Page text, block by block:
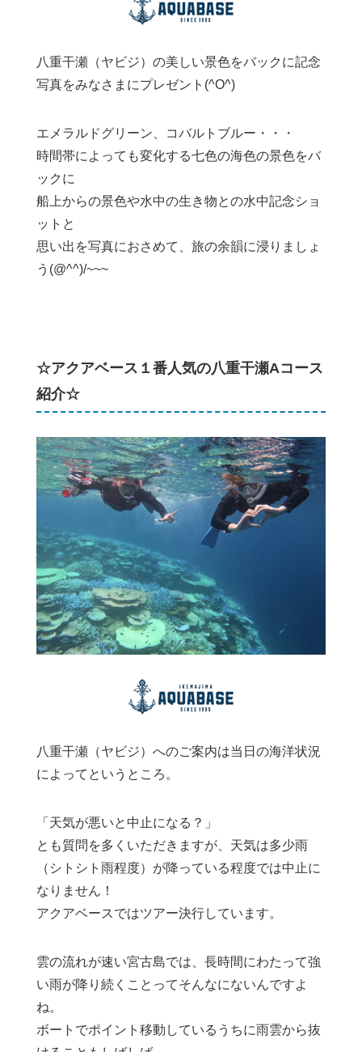
八重干瀬（ヤビジ）の美しい景色をバックに記念
写真をみなさまにプレゼント(^O^)
エメラルドグリーン、コバルトブルー・・・
時間帯によっても変化する七色の海色の景色をバ
ックに
船上からの景色や水中の生き物との水中記念ショ
ットと
思い出を写真におさめて、旅の余韻に浸りましょ
う(@^^)/~~~
☆アクアベース１番人気の八重干瀬Aコース
紹介☆
八重干瀬（ヤビジ）へのご案内は当日の海洋状況
によってというところ。
「天気が悪いと中止になる？」
とも質問を多くいただきますが、天気は多少雨
（シトシト雨程度）が降っている程度では中止に
なりません！
アクアベースではツアー決行しています。
雲の流れが速い宮古島では、長時間にわたって強
い雨が降り続くことってそんなにないんですよ
ね。
ボートでポイント移動しているうちに雨雲から抜